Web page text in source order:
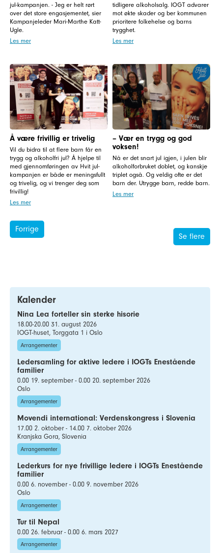
jul-kampanjen. - Jeg er helt rørt
over det store engasjementet, sier
Kampanjeleder Mari-Marthe Katt-
Ugle.
Les mer
tidligere alkoholsalg. IOGT advarer
mot økte skader og ber kommunen
prioritere folkehelse og barns
trygghet.
Les mer
Å være frivillig er trivelig
Vil du bidra til at flere barn får en
trygg og alkoholfri jul? Å hjelpe til
med gjennomføringen av Hvit jul-
kampanjen er både er meningsfullt
og trivelig, og vi trenger deg som
frivillig!
Les mer
– Vær en trygg og god
voksen!
Nå er det snart jul igjen, i julen blir
alkoholforbruket doblet, og kanskje
triplet også. Og veldig ofte er det
barn der. Utrygge barn, redde barn.
Les mer
Forrige
Se flere
Kalender
Nina Lea forteller sin sterke hisorie
18.00-20.00 31. august 2026
IOGT-huset, Torggata 1 i Oslo
Arrangementer
Ledersamling for aktive ledere i IOGTs Enestående
familier
0.00 19. september - 0.00 20. september 2026
Oslo
Arrangementer
Movendi international: Verdenskongress i Slovenia
17.00 2. oktober - 14.00 7. oktober 2026
Kranjska Gora, Slovenia
Arrangementer
Lederkurs for nye frivillige ledere i IOGTs Enestående
familier
0.00 6. november - 0.00 9. november 2026
Oslo
Arrangementer
Tur til Nepal
0.00 26. februar - 0.00 6. mars 2027
Arrangementer